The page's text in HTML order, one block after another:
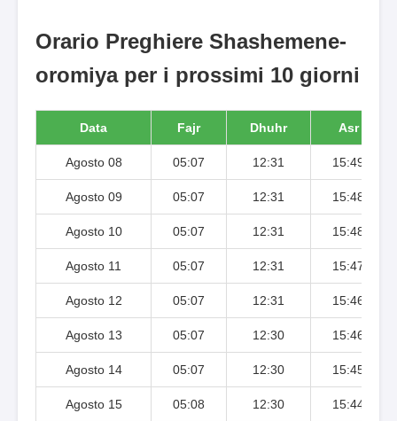
Orario Preghiere Shashemene-
oromiya per i prossimi 10 giorni
Data Fajr Dhuhr Asr
Agosto 08 05:07 12:31 15:49
Agosto 09 05:07 12:31 15:48
Agosto 10 05:07 12:31 15:48
Agosto 11 05:07 12:31 15:47
Agosto 12 05:07 12:31 15:46
Agosto 13 05:07 12:30 15:46
Agosto 14 05:07 12:30 15:45
Agosto 15 05:08 12:30 15:44